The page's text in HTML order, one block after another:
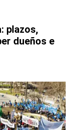
plazos,
dueños e